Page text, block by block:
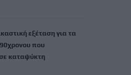
εξέταση για τα
90χρονου που
σε καταψύκτη